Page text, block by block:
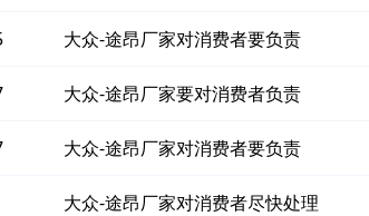
大众-途昂厂家对消费者要负责
大众-途昂厂家要对消费者负责
大众-途昂厂家对消费者要负责
大众-途昂厂家对消费者尽快处理